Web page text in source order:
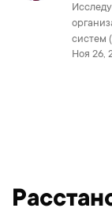
систем
Ноя 26,